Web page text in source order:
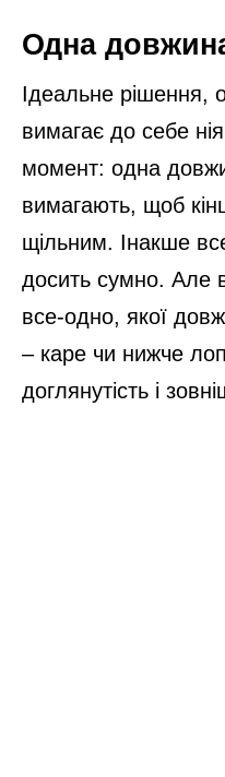
Одна
Ідеальне рішення,
вимагає до себе
момент: одна
вимагають, щоб
щільним. Інакше
досить сумно. Але
все-одно, якої
– каре чи нижче
доглянутість і